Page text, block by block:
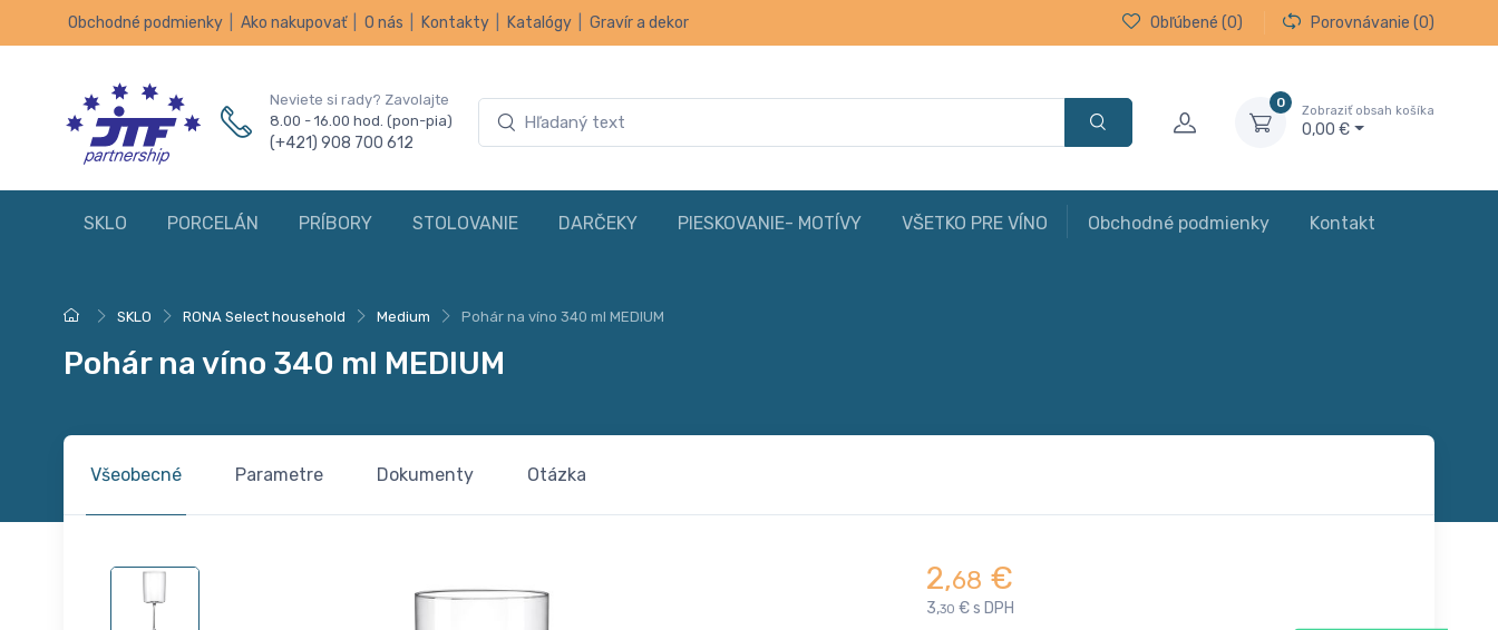
Obchodné podmienky Ako nakupovať O nás Kontakty Katalógy Gravír a dekor Obľúbené (0) Porovnávanie (0)
Neviete si rady? Zavolajte
8.00 - 16.00 hod. (pon-pia)
(+421) 908 700 612
0
Zobraziť obsah košíka
0,00 €
SKLO PORCELÁN PRÍBORY STOLOVANIE DARČEKY PIESKOVANIE- MOTÍVY VŠETKO PRE VÍNO Obchodné podmienky Kontakt
SKLO RONA Select household Medium Pohár na víno 340 ml MEDIUM
Pohár na víno 340 ml MEDIUM
Všeobecné Parametre Dokumenty Otázka
2,68 €
3,30 € s DPH